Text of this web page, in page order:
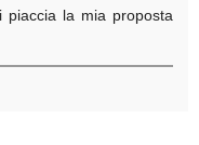
piaccia la mia proposta